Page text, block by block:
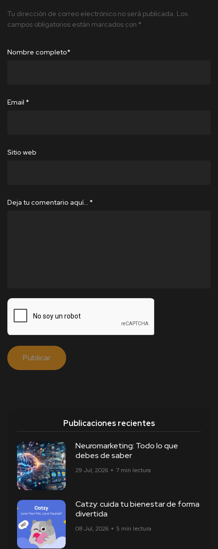
Tu dirección de correo electrónico no será publicada. Los
campos obligatorios están marcados con *
Nombre completo*
Email *
Sitio web
Deja tu comentario aquí… *
Publicaciones recientes
Neuromarketing: Todo lo que
debes de saber
29 Jul, 2026 7 min lectura
Catzy: cuida tu bienestar de forma
divertida
08 Jul, 2026 5 min lectura